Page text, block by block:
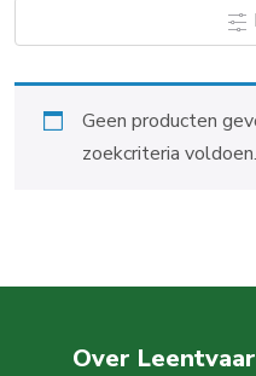
Geen producten
zoekcriteria voldoen.
Over Leentvaar